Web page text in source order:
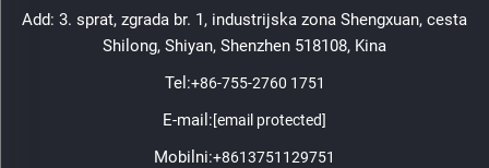
Add: 3. sprat, zgrada br. 1, industrijska zona Shengxuan, cesta
Shilong, Shiyan, Shenzhen 518108, Kina
Tel:+86-755-2760 1751
E-mail:[email protected]
Mobilni:+8613751129751